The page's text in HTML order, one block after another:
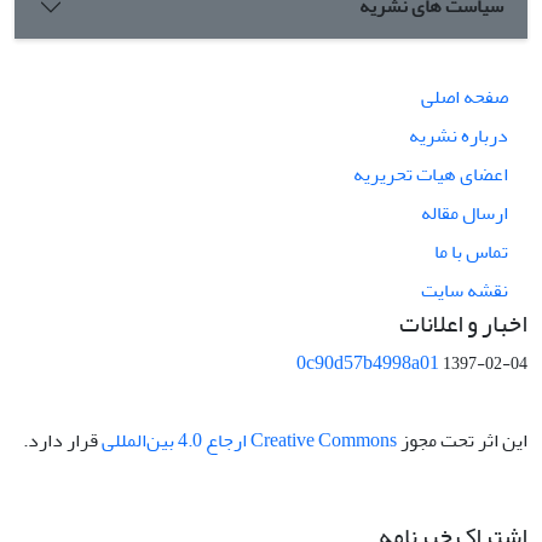
صفحه اصلی
درباره نشریه
اعضای هیات تحریریه
ارسال مقاله
تماس با ما
نقشه سایت
اخبار و اعلانات
0c90d57b4998a011397-02-04
این اثر تحت مجوز Creative Commons ارجاع 4.0 بین‌المللی قرار دارد.